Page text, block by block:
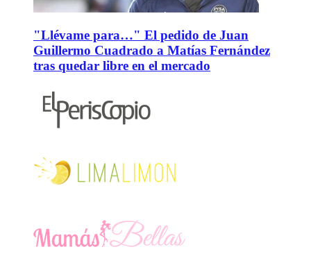
"Llévame para…" El pedido de Juan
Guillermo Cuadrado a Matías Fernández
tras quedar libre en el mercado